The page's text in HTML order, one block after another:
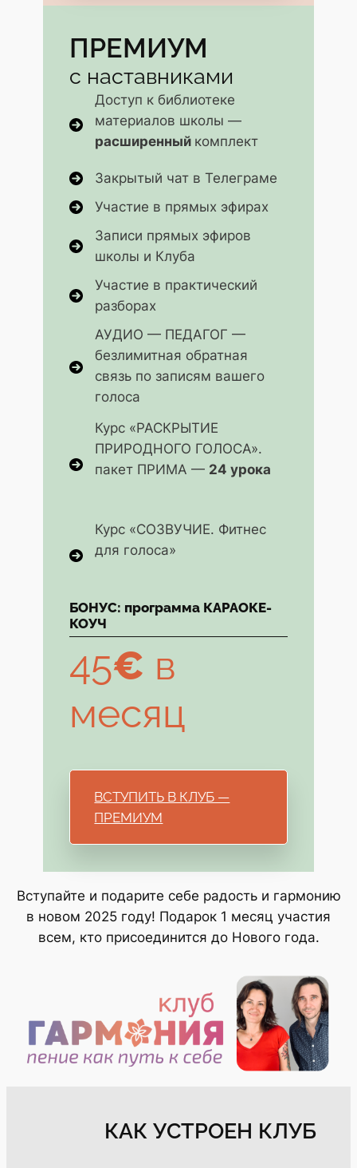
ПРЕМИУМ
с наставниками
Доступ к библиотеке
материалов школы —
расширенный комплект
Закрытый чат в Телеграме
Участие в прямых эфирах
Записи прямых эфиров
школы и Клуба
Участие в практический
разборах
АУДИО — ПЕДАГОГ —
безлимитная обратная
связь по записям вашего
голоса
Курс «РАСКРЫТИЕ
ПРИРОДНОГО ГОЛОСА».
пакет ПРИМА — 24 урока
Курс «СОЗВУЧИЕ. Фитнес
для голоса»
БОНУС: программа КАРАОКЕ-
КОУЧ
45€ в
месяц
ВСТУПИТЬ В КЛУБ —
ПРЕМИУМ
Вступайте и подарите себе радость и гармонию
в новом 2025 году! Подарок 1 месяц участия
всем, кто присоединится до Нового года.
КАК УСТРОЕН КЛУБ